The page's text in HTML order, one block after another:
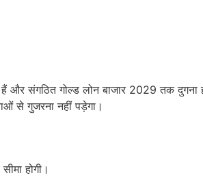
संगठित गोल्ड लोन बाजार 2029 तक दुगना
से गुजरना नहीं पड़ेगा।
होगी।